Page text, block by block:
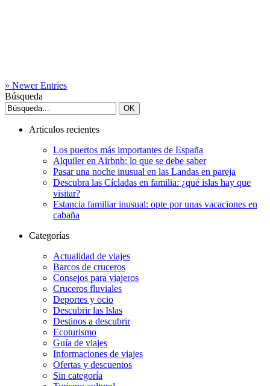
» Newer Entries
Búsqueda
Articulos recientes
Los puertos más importantes de España
Alquiler en Airbnb: lo que se debe saber
Pasar una noche inusual en las Landas en pareja
Descubra las Cícladas en familia: ¿qué islas hay que
visitar?
Estancia familiar inusual: opte por unas vacaciones en
cabaña
Categorías
Actualidad de viajes
Barcos de cruceros
Consejos para viajeros
Cruceros fluviales
Deportes y ocio
Descubrir las Islas
Destinos a descubrir
Ecoturismo
Guía de viajes
Informaciones de viajes
Ofertas y descuentos
Sin categoría